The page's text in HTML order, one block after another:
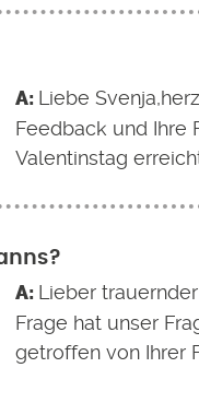
Liebe
Feedback und Ihre
Valentinstag
Lieber
Frage hat unser
getroffen von Ihrer